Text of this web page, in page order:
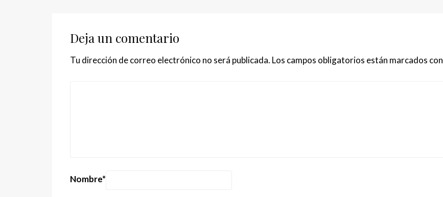
Deja un comentario
Tu dirección de correo electrónico no será publicada. Los campos obligatorios están marcados con
Nombre*